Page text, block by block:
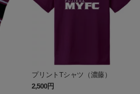
プリントTシャツ（濃藤）
2,500円